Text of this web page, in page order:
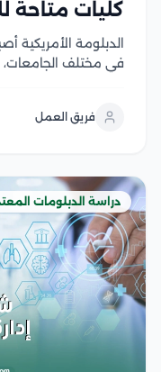
كليات متاحة
الدبلومة الأمريكية
في مختلف
هناك مجموعة واسعة
فريق العمل
دراسة الدبلومات